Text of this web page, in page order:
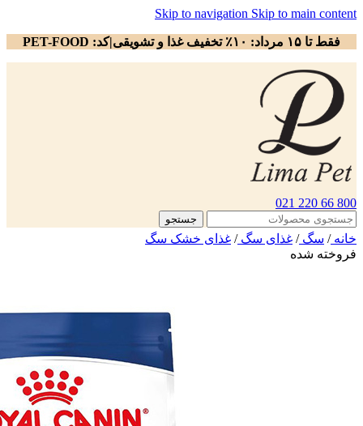
Skip to navigation Skip to main content
فقط تا ۱۵ مرداد: ۱۰٪ تخفیف غذا و تشویقی|کد: PET-FOOD
800 66 220 021
جستجو
خانه/ سگ/ غذای سگ/ غذای خشک سگ
فروخته شده